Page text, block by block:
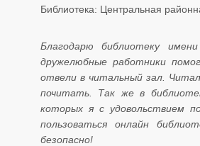
Библиотека: Центральная
Благодарю библиотеку
дружелюбные работники
отвели в читальный зал.
почитать. Так же в
которых я с удовольствием
пользоваться онлайн
безопасно!